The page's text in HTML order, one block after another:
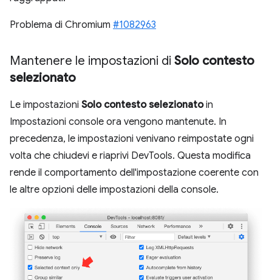
Problema di Chromium #1082963
Mantenere le impostazioni di Solo contesto
selezionato
Le impostazioni Solo contesto selezionatoin
Impostazioni console ora vengono mantenute. In
precedenza, le impostazioni venivano reimpostate ogni
volta che chiudevi e riaprivi DevTools. Questa modifica
rende il comportamento dell'impostazione coerente con
le altre opzioni delle impostazioni della console.